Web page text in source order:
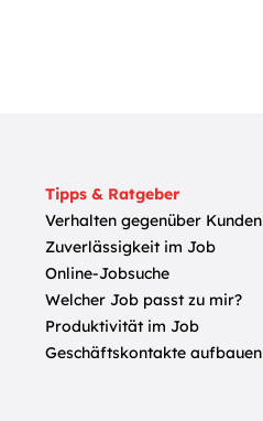
Tipps & Ratgeber
Verhalten gegenüber Kunden
Zuverlässigkeit im Job
Online-Jobsuche
Welcher Job passt zu mir?
Produktivität im Job
Geschäftskontakte aufbauen